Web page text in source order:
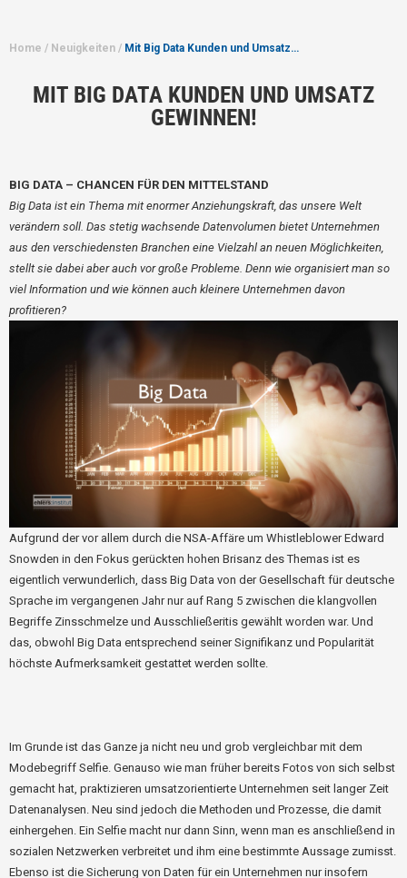
Home / Neuigkeiten / Mit Big Data Kunden und Umsatz…
MIT BIG DATA KUNDEN UND UMSATZ
GEWINNEN!
BIG DATA – CHANCEN FÜR DEN MITTELSTAND
Big Data ist ein Thema mit enormer Anziehungskraft, das unsere Welt
verändern soll. Das stetig wachsende Datenvolumen bietet Unternehmen
aus den verschiedensten Branchen eine Vielzahl an neuen Möglichkeiten,
stellt sie dabei aber auch vor große Probleme. Denn wie organisiert man so
viel Information und wie können auch kleinere Unternehmen davon
profitieren?
Aufgrund der vor allem durch die NSA-Affäre um Whistleblower Edward
Snowden in den Fokus gerückten hohen Brisanz des Themas ist es
eigentlich verwunderlich, dass Big Data von der Gesellschaft für deutsche
Sprache im vergangenen Jahr nur auf Rang 5 zwischen die klangvollen
Begriffe Zinsschmelze und Ausschließeritis gewählt worden war. Und
das, obwohl Big Data entsprechend seiner Signifikanz und Popularität
höchste Aufmerksamkeit gestattet werden sollte.
Im Grunde ist das Ganze ja nicht neu und grob vergleichbar mit dem
Modebegriff Selfie. Genauso wie man früher bereits Fotos von sich selbst
gemacht hat, praktizieren umsatzorientierte Unternehmen seit langer Zeit
Datenanalysen. Neu sind jedoch die Methoden und Prozesse, die damit
einhergehen. Ein Selfie macht nur dann Sinn, wenn man es anschließend in
sozialen Netzwerken verbreitet und ihm eine bestimmte Aussage zumisst.
Ebenso ist die Sicherung von Daten für ein Unternehmen nur insofern